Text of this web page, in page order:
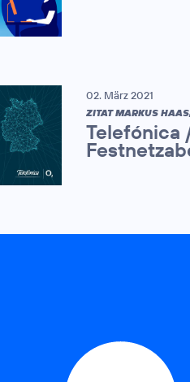
02. März 2021
ZITAT MARKUS
Telefónica